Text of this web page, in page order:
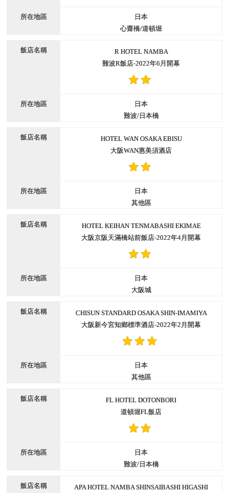
日本
心齋橋/道頓堀
R HOTEL NAMBA
難波R飯店-2022年6月開幕
日本
難波/日本橋
HOTEL WAN OSAKA EBISU
大阪WAN惠美須酒店
日本
其他區
HOTEL KEIHAN TENMABASHI EKIMAE
大阪京阪天滿橋站前飯店-2022年4月開幕
日本
大阪城
CHISUN STANDARD OSAKA SHIN-IMAMIYA
大阪新今宮知鄉標準酒店-2022年2月開幕
日本
其他區
FL HOTEL DOTONBORI
道頓堀FL飯店
日本
難波/日本橋
APA HOTEL NAMBA SHINSAIBASHI HIGASHI